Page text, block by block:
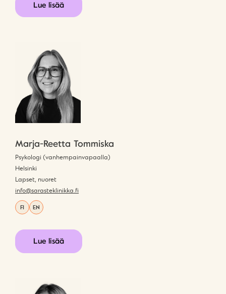
Lue lisää
Marja-Reetta Tommiska
Psykologi (vanhempainvapaalla)
Helsinki
Lapset, nuoret
info@sarasteklinikka.fi
FI EN
Lue lisää